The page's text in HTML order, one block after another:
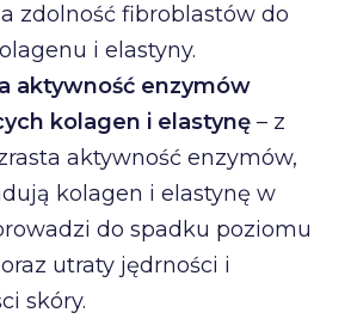
zdolność fibroblastów do
i elastyny.
aktywność enzymów
kolagen i elastynę – z
aktywność enzymów,
kolagen i elastynę w
do spadku poziomu
utraty jędrności i
skóry.